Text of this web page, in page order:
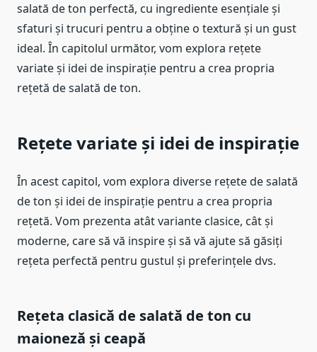
salată de ton perfectă, cu ingrediente esențiale și
sfaturi și trucuri pentru a obține o textură și un gust
ideal. În capitolul următor, vom explora rețete
variate și idei de inspirație pentru a crea propria
rețetă de salată de ton.
Rețete variate și idei de inspirație
În acest capitol, vom explora diverse rețete de salată
de ton și idei de inspirație pentru a crea propria
rețetă. Vom prezenta atât variante clasice, cât și
moderne, care să vă inspire și să vă ajute să găsiți
rețeta perfectă pentru gustul și preferințele dvs.
Rețeta clasică de salată de ton cu
maioneză și ceapă